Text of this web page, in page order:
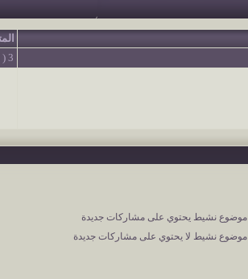
3 ( الأعضاء 0 والزوار 3 )
موضوع نشيط يحتوي على مشاركات جديدة
موضوع نشيط لا يحتوي على مشاركات جديدة